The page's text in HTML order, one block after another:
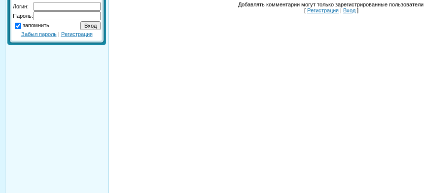
Логин:
Пароль:
запомнить
Забыл пароль| Регистрация
Добавлять комментарии могут только зарегистрированные пользователи.
[ Регистрация | Вход ]